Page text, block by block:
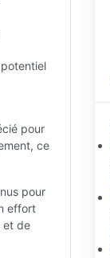
pour
ce
pour
effort
et de